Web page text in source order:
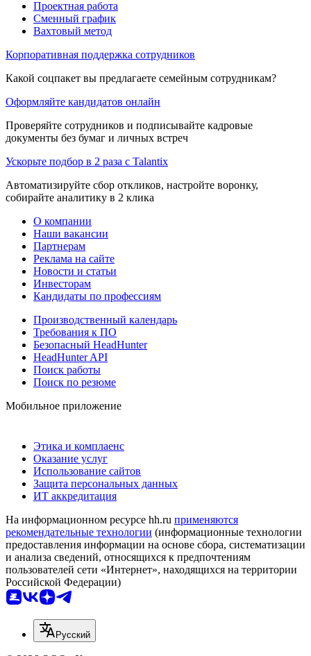
Проектная работа
Сменный график
Вахтовый метод
Корпоративная поддержка сотрудников
Какой соцпакет вы предлагаете семейным сотрудникам?
Оформляйте кандидатов онлайн
Проверяйте сотрудников и подписывайте кадровые
документы без бумаг и личных встреч
Ускорьте подбор в 2 раза с Talantix
Автоматизируйте сбор откликов, настройте воронку,
собирайте аналитику в 2 клика
О компании
Наши вакансии
Партнерам
Реклама на сайте
Новости и статьи
Инвесторам
Кандидаты по профессиям
Производственный календарь
Требования к ПО
Безопасный HeadHunter
HeadHunter API
Поиск работы
Поиск по резюме
Мобильное приложение
Этика и комплаенс
Оказание услуг
Использование сайтов
Защита персональных данных
ИТ аккредитация
На информационном ресурсе hh.ru применяются
рекомендательные технологии (информационные технологии
предоставления информации на основе сбора, систематизации
и анализа сведений, относящихся к предпочтениям
пользователей сети «Интернет», находящихся на территории
Российской Федерации)
Русский